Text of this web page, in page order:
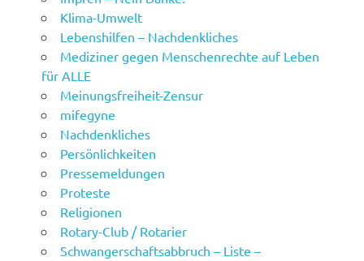
Klima-Umwelt
Lebenshilfen – Nachdenkliches
Mediziner gegen Menschenrechte auf Leben
für ALLE
Meinungsfreiheit-Zensur
mifegyne
Nachdenkliches
Persönlichkeiten
Pressemeldungen
Proteste
Religionen
Rotary-Club / Rotarier
Schwangerschaftsabbruch – Liste –